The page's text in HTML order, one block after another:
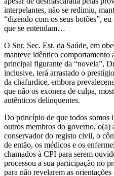
interpelantes, não se redimiu,
“dizendo com os seus botões”,
que se entendam…
O Snr. Sec. Est. da Saúde, em
manteve idêntico comportamento
principal figurante da “novela”,
inclusive, terá arrastado o
da chafurdice, embora
que não os exonera de culpa,
autênticos delinquentes.
Do princípio de que todos somos
outros membros do governo, o(a)
conservador do registo civil, o
de então, os médicos e os
chamados à CPI para serem
processou a sua participação no
para não revelarem as